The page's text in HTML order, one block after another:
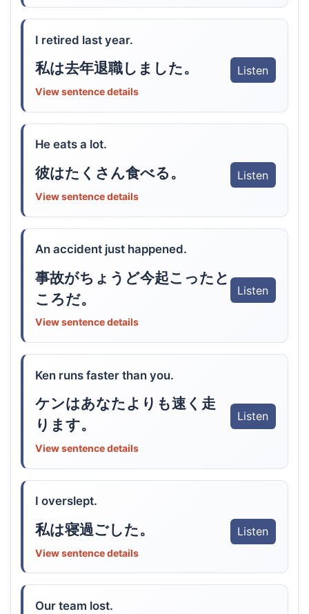
I retired last year.
私は去年退職しました。 Listen
View sentence details
He eats a lot.
彼はたくさん食べる。 Listen
View sentence details
An accident just happened.
事故がちょうど今起こったと
ころだ。
Listen
View sentence details
Ken runs faster than you.
ケンはあなたよりも速く走
ります。
Listen
View sentence details
I overslept.
私は寝過ごした。 Listen
View sentence details
Our team lost.